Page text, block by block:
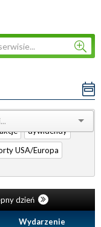
dywidendy
USA/Europa
dzień
Wydarzenie